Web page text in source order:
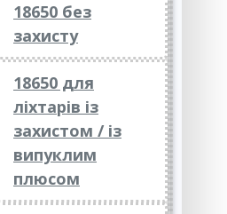
18650 без
захисту
18650 для
ліхтарів із
захистом / із
випуклим
плюсом